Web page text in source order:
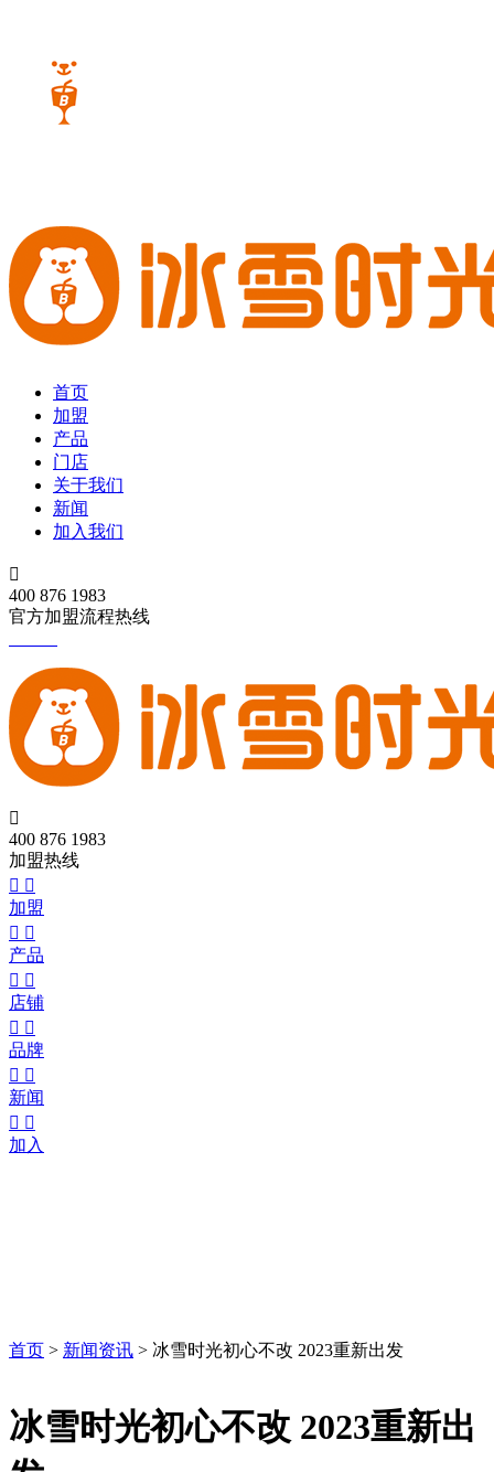
首页
加盟
产品
门店
关于我们
新闻
加入我们

400 876 1983
官方加盟流程热线

400 876 1983
加盟热线
 
加盟
 
产品
 
店铺
 
品牌
 
新闻
 
加入
首页 > 新闻资讯 > 冰雪时光初心不改 2023重新出发
冰雪时光初心不改 2023重新出